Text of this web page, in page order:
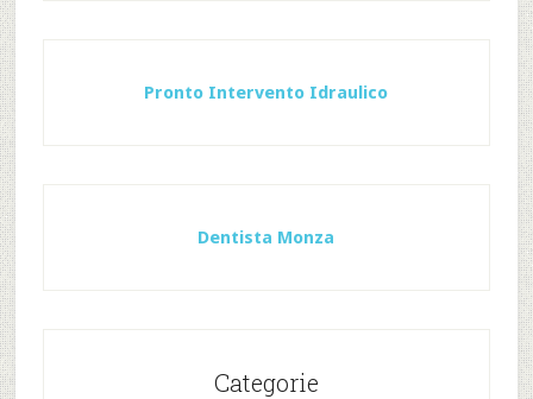
Pronto Intervento Idraulico
Dentista Monza
Categorie